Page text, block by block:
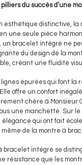
du succès d’une
esthétique distinctive,
une seule pièce
un bracelet intégré ne
du design de la
créant une fluidité
épurées qui font
offre un confort
chère à Monsieur
une manchette. Sur
qui ont fait
de la montre à
bracelet intégré se
résistance que les